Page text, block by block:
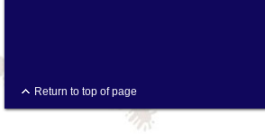
Return to top of page